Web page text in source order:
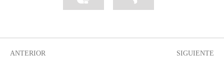
información
ANTERIOR SIGUIENTE